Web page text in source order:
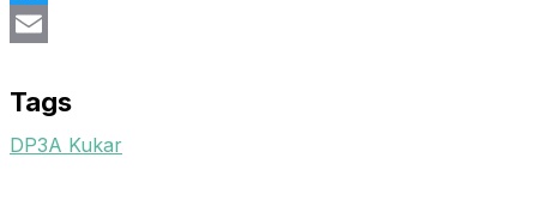
Twitter
Tags
DP3A Kukar